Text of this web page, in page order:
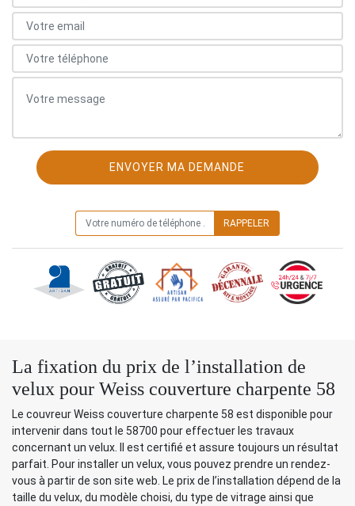
La fixation du prix de l’installation de
velux pour Weiss couverture charpente 58
Le couvreur Weiss couverture charpente 58 est disponible pour
intervenir dans tout le 58700 pour effectuer les travaux
concernant un velux. Il est certifié et assure toujours un résultat
parfait. Pour installer un velux, vous pouvez prendre un rendez-
vous à partir de son site web. Le prix de l’installation dépend de la
taille du velux, du modèle choisi, du type de vitrage ainsi que